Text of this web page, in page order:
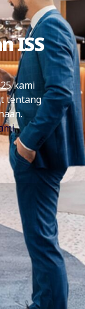
ISS
kami
tentang